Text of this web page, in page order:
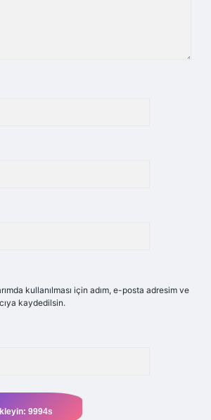
kullanılması için adım, e-posta adresim ve
kaydedilsin.